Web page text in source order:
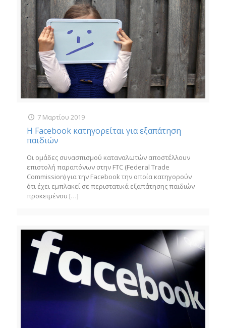
7 Μαρτίου 2019
Η Facebook κατηγορείται για εξαπάτηση
παιδιών
Οι ομάδες συνασπισμού καταναλωτών αποστέλλουν
επιστολή παραπόνων στην FTC (Federal Trade
Commission) για την Facebook την οποία κατηγορούν
ότι έχει εμπλακεί σε περιστατικά εξαπάτησης παιδιών
προκειμένου […]